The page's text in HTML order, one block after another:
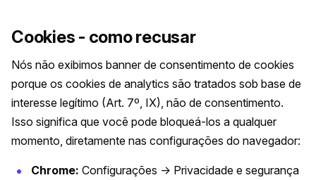
Cookies - como recusar
Nós não exibimos banner de consentimento de cookies
porque os cookies de analytics são tratados sob base de
interesse legítimo (Art. 7º, IX), não de consentimento.
Isso significa que você pode bloqueá-los a qualquer
momento, diretamente nas configurações do navegador:
Chrome: Configurações → Privacidade e segurança